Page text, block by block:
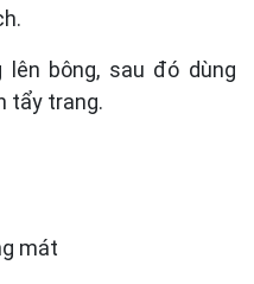
bông, sau đó dùng
tẩy trang.
mát